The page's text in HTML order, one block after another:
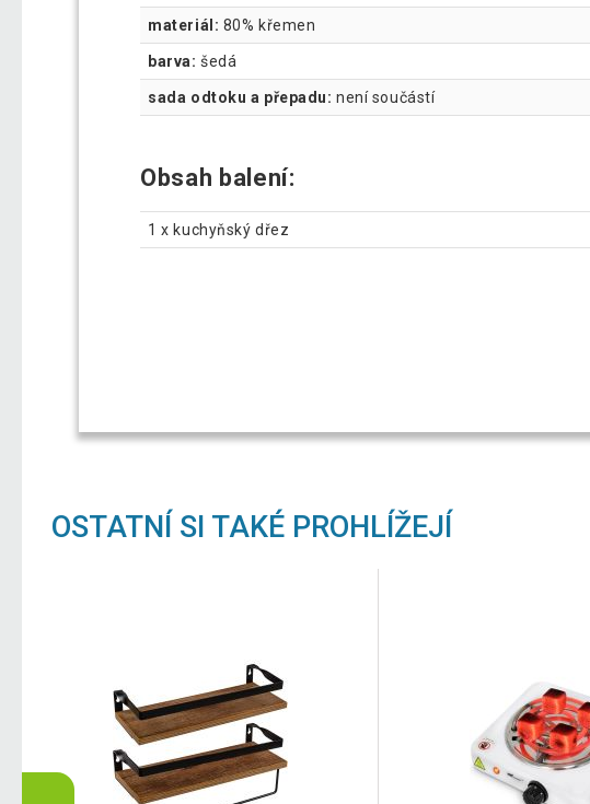
materiál: 80% křemen
barva: šedá
sada odtoku a přepadu: není součástí
Obsah balení:
1 x kuchyňský dřez
OSTATNÍ SI TAKÉ PROHLÍŽEJÍ